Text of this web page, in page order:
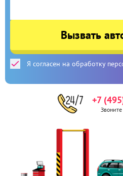
Вызвать
Я согласен на обработку
+7
Звоните